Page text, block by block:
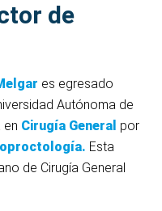
de
es egresado
Autónoma de
en Cirugía General por
Esta
de Cirugía General